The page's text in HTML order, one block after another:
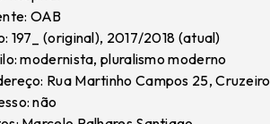
OAB
197_ (original), 2017/2018 (atual)
modernista, pluralismo moderno
Rua Martinho Campos 25, Cruzeiro
não